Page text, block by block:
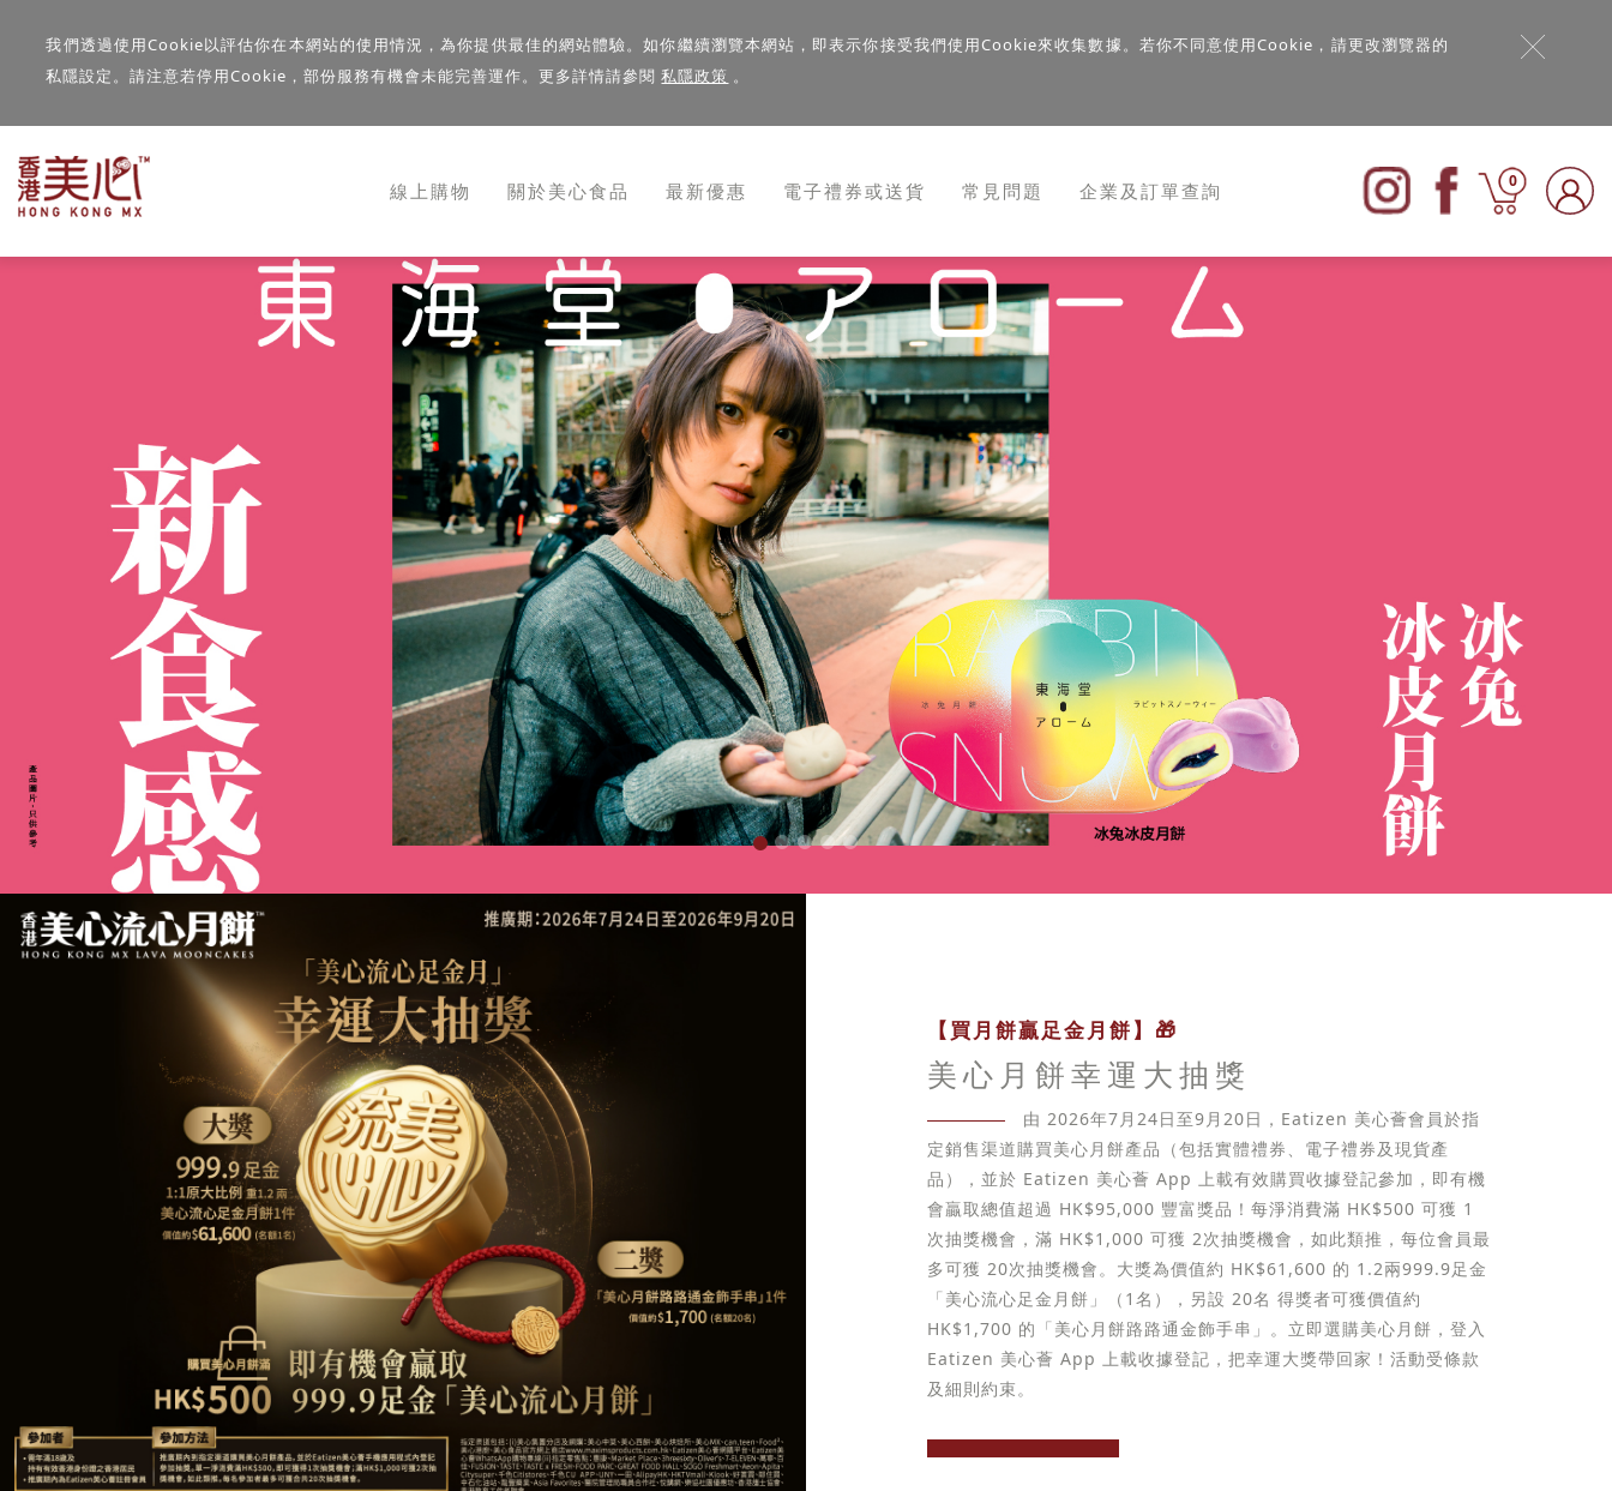
我們透過使用Cookie以評估你在本網站的使用情況，為你提供最佳的網站體驗。如你繼續瀏覽本網站，即表示你接受我們使用Cookie來收集數據。若你不同意使用Cookie，請更改瀏覽器的
私隱設定。請注意若停用Cookie，部份服務有機會未能完善運作。更多詳情請參閱私隱政策 。
線上購物 關於美心食品 最新優惠 電子禮券或送貨 常見問題 企業及訂單查詢 0
【買月餅贏足金月餅】🎁
美心月餅幸運大抽獎
由 2026年7月24日至9月20日，Eatizen 美心薈會員於指
定銷售渠道購買美心月餅產品（包括實體禮券、電子禮券及現貨產
品），並於 Eatizen 美心薈 App 上載有效購買收據登記參加，即有機
會贏取總值超過 HK$95,000 豐富獎品！每淨消費滿 HK$500 可獲 1
次抽獎機會，滿 HK$1,000 可獲 2次抽獎機會，如此類推，每位會員最
多可獲 20次抽獎機會。大獎為價值約 HK$61,600 的 1.2兩999.9足金
「美心流心足金月餅」（1名），另設 20名 得獎者可獲價值約
HK$1,700 的「美心月餅路路通金飾手串」。立即選購美心月餅，登入
Eatizen 美心薈 App 上載收據登記，把幸運大獎帶回家！活動受條款
及細則約束。